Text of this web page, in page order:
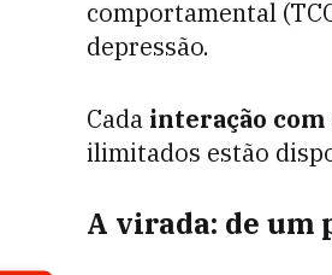
comportamental
depressão.
Cada interação
ilimitados estão
A virada: de um